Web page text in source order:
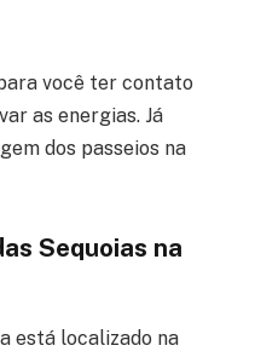
você ter contato
as energias. Já
dos passeios na
Sequoias na
está localizado na